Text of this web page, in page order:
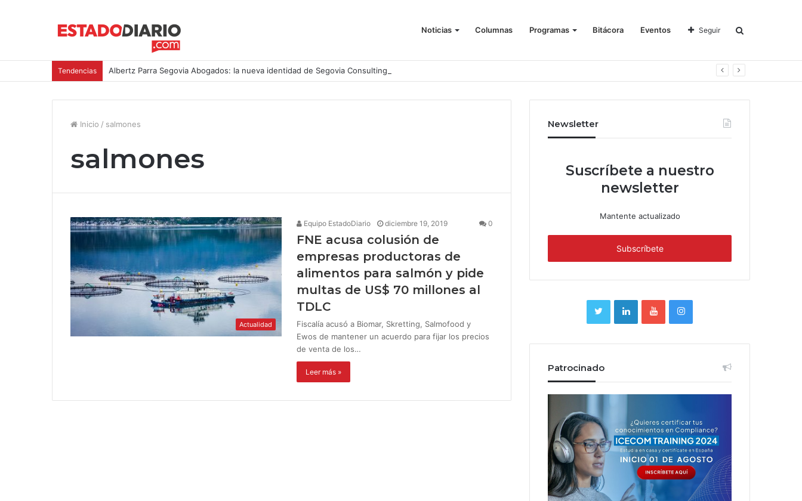
Noticias Columnas Programas Bitácora Eventos Seguir
Tendencias Albertz Parra Segovia Abogados: la nueva identidad de Segovia Consulting
Inicio / salmones
salmones
Actualidad
Equipo EstadoDiario diciembre 19, 2019 0
FNE acusa colusión de
empresas productoras de
alimentos para salmón y pide
multas de US$ 70 millones al
TDLC
Fiscalía acusó a Biomar, Skretting, Salmofood y
Ewos de mantener un acuerdo para fijar los precios
de venta de los…
Leer más »
Newsletter
Suscríbete a nuestro
newsletter
Mantente actualizado
Patrocinado